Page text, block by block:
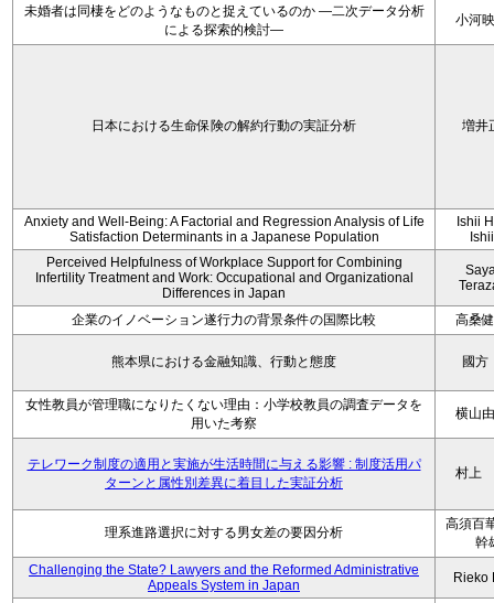
未婚者は同棲をどのようなものと捉えているのか —二次データ分析
による探索的検討—
小河
日本における生命保険の解約行動の実証分析 増井
Anxiety and Well-Being: A Factorial and Regression Analysis of Life
Satisfaction Determinants in a Japanese Population
Ishii
Perceived Helpfulness of Workplace Support for Combining
Infertility Treatment and Work: Occupational and Organizational
Differences in Japan
企業のイノベーション遂行力の背景条件の国際比較 高桑
熊本県における金融知識、行動と態度 國
女性教員が管理職になりたくない理由：小学校教員の調査データを
用いた考察
横山
テレワーク制度の適用と実施が生活時間に与える影響 : 制度活用パ
ターンと属性別差異に着目した実証分析
村上
理系進路選択に対する男女差の要因分析
高須百
幹
Challenging the State? Lawyers and the Reformed Administrative
Appeals System in Japan
Rieko